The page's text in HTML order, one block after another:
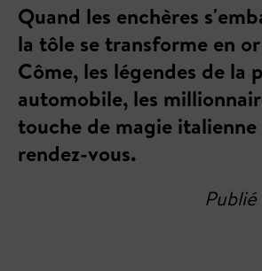
Quand les enchères
la tôle se transforme en
Côme, les légendes de la
automobile, les
touche de magie
rendez-vous.